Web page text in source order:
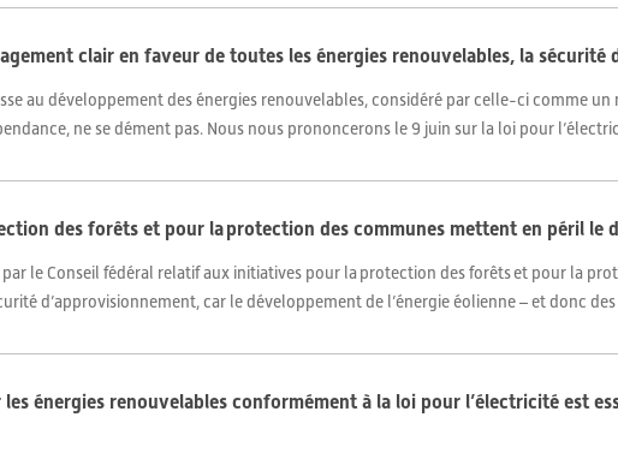
clair en faveur de toutes les énergies renouvelables, la
au développement des énergies renouvelables, considéré par celle-ci comme un
ne se dément pas. Nous nous prononcerons le 9 juin sur la loi pour
des forêts et pour la protection des communes mettent en péril le
par le Conseil fédéral relatif aux initiatives pour la protection des forêts et pour la
d’approvisionnement, car le développement de l’énergie éolienne – et donc des
les énergies renouvelables conformément à la loi pour l’électricité est